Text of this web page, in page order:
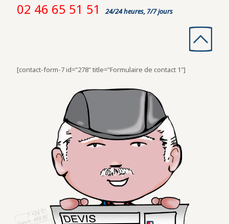
02 46 65 51 51 24/24 heures, 7/7 jours
[contact-form-7 id="278" title="Formulaire de contact 1"]